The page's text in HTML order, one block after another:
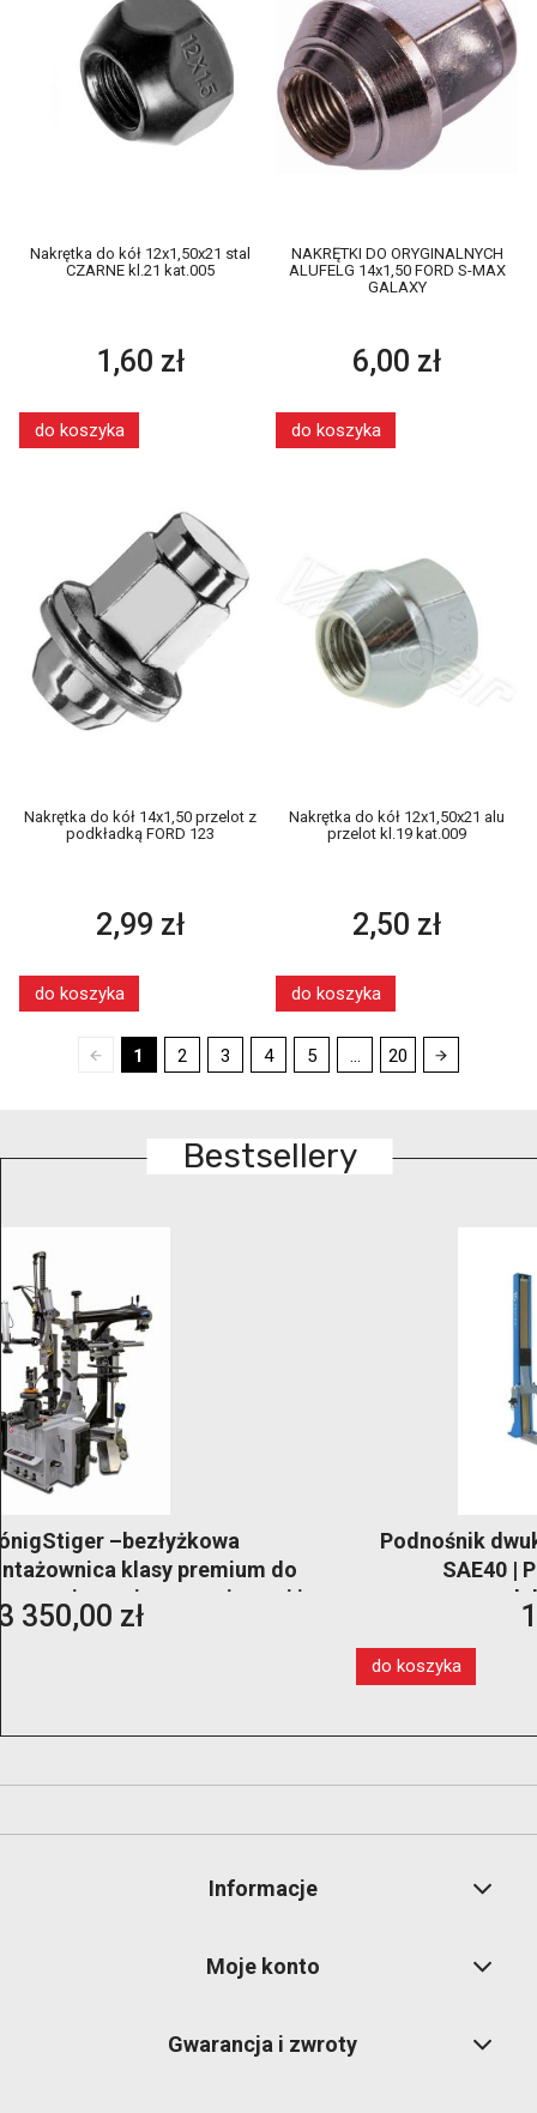
Nakrętka do kół 12x1,50x21 stal
CZARNE kl.21 kat.005
1,60 zł
do koszyka
NAKRĘTKI DO ORYGINALNYCH
ALUFELG 14x1,50 FORD S-MAX
GALAXY
6,00 zł
do koszyka
Nakrętka do kół 14x1,50 przelot z
podkładką FORD 123
2,99 zł
do koszyka
Nakrętka do kół 12x1,50x21 alu
przelot kl.19 kat.009
2,50 zł
do koszyka
1 2 3 4 5 20
Bestsellery
Podnośnik dwukolumnowy 4T automatyczny
SAE40 | Podnośnik warsztatowy
elektrohydrauliczny
Informacje
Moje konto
Gwarancja i zwroty